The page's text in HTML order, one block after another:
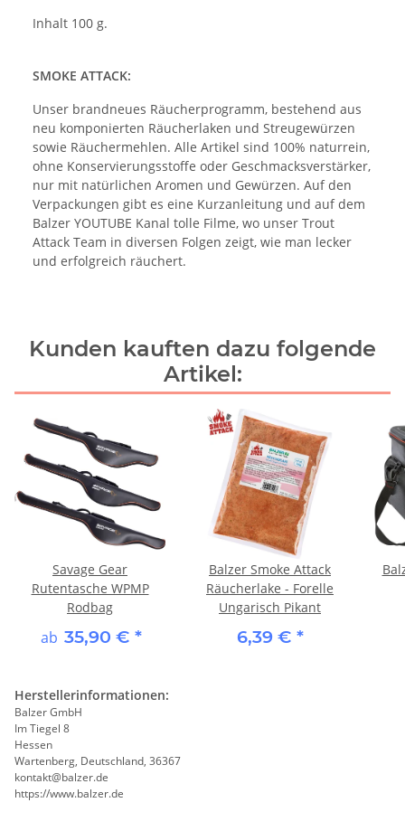
Inhalt 100 g.
SMOKE ATTACK:
Unser brandneues Räucherprogramm, bestehend aus
neu komponierten Räucherlaken und Streugewürzen
sowie Räuchermehlen. Alle Artikel sind 100% naturrein,
ohne Konservierungsstoffe oder Geschmacksverstärker,
nur mit natürlichen Aromen und Gewürzen. Auf den
Verpackungen gibt es eine Kurzanleitung und auf dem
Balzer YOUTUBE Kanal tolle Filme, wo unser Trout
Attack Team in diversen Folgen zeigt, wie man lecker
und erfolgreich räuchert.
Kunden kauften dazu folgende
Artikel:
Savage Gear
Rutentasche WPMP
Rodbag
ab 35,90 € *
Balzer Smoke Attack
Räucherlake - Forelle
Ungarisch Pikant
6,39 € *
Herstellerinformationen:
Balzer GmbH
Im Tiegel 8
Hessen
Wartenberg, Deutschland, 36367
kontakt@balzer.de
https://www.balzer.de